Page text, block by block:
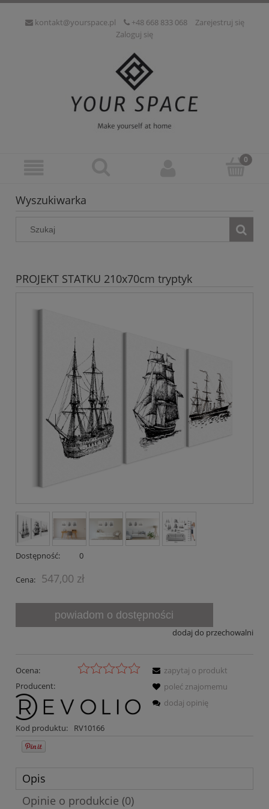
kontakt@yourspace.pl +48 668 833 068
Zarejestruj się
Zaloguj się
Wyszukiwarka
PROJEKT STATKU 210x70cm tryptyk
Dostępność: 0
Cena: 547,00 zł
powiadom o dostępności
dodaj do przechowalni
Ocena:
Producent:
Kod produktu: RV10166
zapytaj o produkt
poleć znajomemu
dodaj opinię
Opis
Opinie o produkcie (0)